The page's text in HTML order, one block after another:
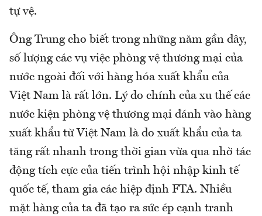
tự vệ.
Ông Trung cho biết trong những năm gần đây,
số lượng các vụ việc phòng vệ thương mại của
nước ngoài đối với hàng hóa xuất khẩu của
Việt Nam là rất lớn. Lý do chính của xu thế các
nước kiện phòng vệ thương mại đánh vào hàng
xuất khẩu từ Việt Nam là do xuất khẩu của ta
tăng rất nhanh trong thời gian vừa qua nhờ tác
động tích cực của tiến trình hội nhập kinh tế
quốc tế, tham gia các hiệp định FTA. Nhiều
mặt hàng của ta đã tạo ra sức ép cạnh tranh